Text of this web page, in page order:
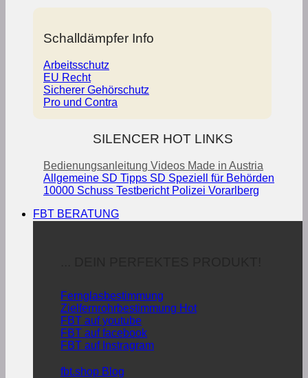
Schalldämpfer Info
Arbeitsschutz
EU Recht
Sicherer Gehörschutz
Pro und Contra
SILENCER HOT LINKS
Bedienungsanleitung Videos Made in Austria
Allgemeine SD Tipps SD Speziell für Behörden
10000 Schuss Testbericht Polizei Vorarlberg
FBT BERATUNG
Fernglasbestimmung
Zielfernrohrbestimmung
FBT auf youtube
FBT auf facebook
FBT auf Instragram
fbt.shop Blog